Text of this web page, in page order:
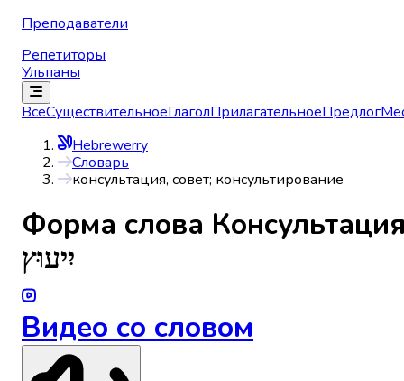
Преподаватели
Репетиторы
Ульпаны
ВсеСуществительноеГлаголПрилагательноеПредлог
Hebrewerry
Словарь
консультация, совет; консультирование
Форма слова
יִיעוּץ
Видео со словом